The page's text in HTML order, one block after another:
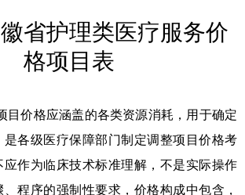
省护理类医疗服务价
格项目表
目价格应涵盖的各类资源消耗，用于确定
是各级医疗保障部门制定调整项目价格考
应作为临床技术标准理解，不是实际操作
程序的强制性要求，价格构成中包含，